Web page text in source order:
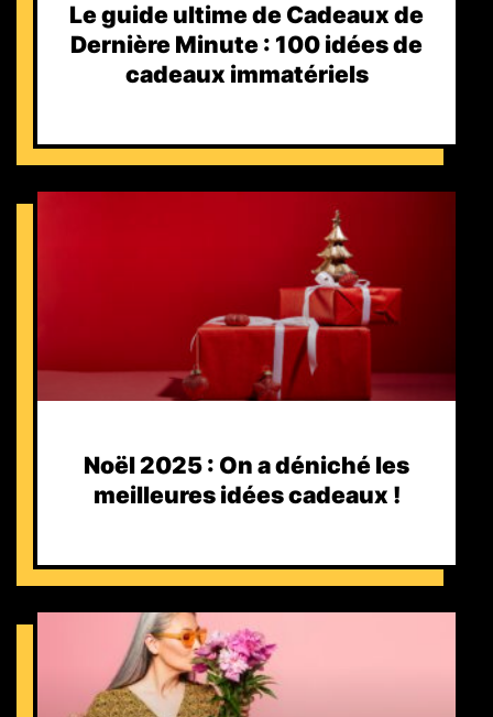
Le guide ultime de Cadeaux de
Dernière Minute : 100 idées de
cadeaux immatériels
Noël 2025 : On a déniché les
meilleures idées cadeaux !